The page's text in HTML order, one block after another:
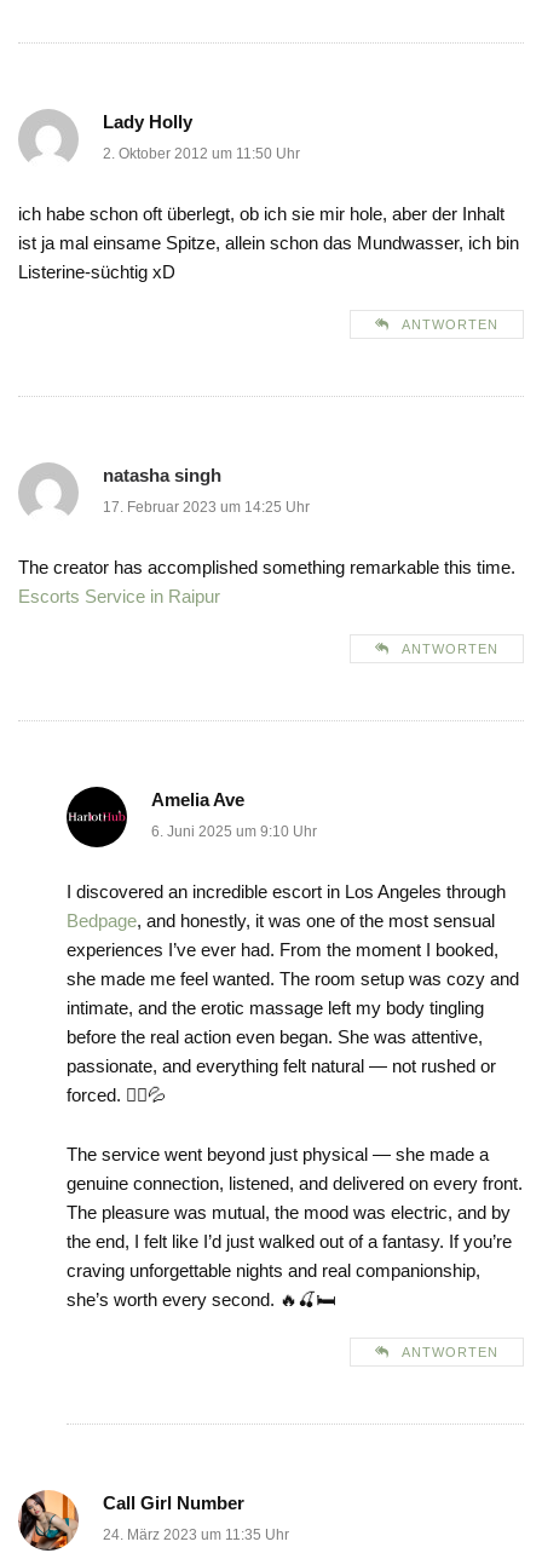
Lady Holly
2. Oktober 2012 um 11:50 Uhr
ich habe schon oft überlegt, ob ich sie mir hole, aber der Inhalt
ist ja mal einsame Spitze, allein schon das Mundwasser, ich bin
Listerine-süchtig xD
ANTWORTEN
natasha singh
17. Februar 2023 um 14:25 Uhr
The creator has accomplished something remarkable this time.
Escorts Service in Raipur
ANTWORTEN
Amelia Ave
6. Juni 2025 um 9:10 Uhr
I discovered an incredible escort in Los Angeles through
Bedpage, and honestly, it was one of the most sensual
experiences I’ve ever had. From the moment I booked,
she made me feel wanted. The room setup was cozy and
intimate, and the erotic massage left my body tingling
before the real action even began. She was attentive,
passionate, and everything felt natural — not rushed or
forced. 💆‍♀️💦
The service went beyond just physical — she made a
genuine connection, listened, and delivered on every front.
The pleasure was mutual, the mood was electric, and by
the end, I felt like I’d just walked out of a fantasy. If you’re
craving unforgettable nights and real companionship,
she’s worth every second. 🔥🍒🛏️
ANTWORTEN
Call Girl Number
24. März 2023 um 11:35 Uhr